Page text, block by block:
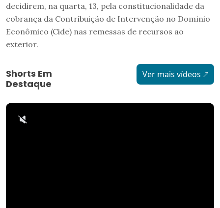
decidirem, na quarta, 13, pela constitucionalidade da
cobrança da Contribuição de Intervenção no Domínio
Econômico (Cide) nas remessas de recursos ao
exterior.
Shorts Em
Destaque
Ver mais vídeos